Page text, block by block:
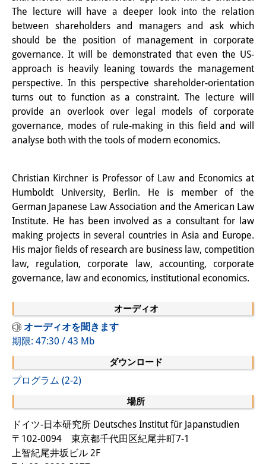
研究クラスター
日本におけるサステナビリティ
研究クラスター
デジタル・トランスフォーメー
ション
研究クラスター
ン
知識ラボ
知識生産と知識インフラ
その他のプロジェクト
元研究フォーカス
イベント
イベント概要
DIJ 研究会
レクチャーシリーズ
シンポジウム・会議
ワークショップ
オーディオ
オーディオを聞きます
期限: 47:30 / 43 Mb
ダウンロード
プログラム (2-2)
場所
ドイツ-日本研究所 Deutsches Institut für Japanstudien
〒102-0094 東京都千代田区紀尾井町7-1
上智紀尾井坂ビル 2F
The lecture will have a deeper look into the relation
between shareholders and managers and ask which
should be the position of management in corporate
governance. It will be demonstrated that even the US-
approach is heavily leaning towards the management
perspective. In this perspective shareholder-orientation
turns out to function as a constraint. The lecture will
provide an overlook over legal models of corporate
governance, modes of rule-making in this field and will
analyse both with the tools of modern economics.
Christian Kirchner is Professor of Law and Economics at
Humboldt University, Berlin. He is member of the
German Japanese Law Association and the American Law
Institute. He has been involved as a consultant for law
making projects in several countries in Asia and Europe.
His major fields of research are business law, competition
law, regulation, corporate law, accounting, corporate
governance, law and economics, institutional economics.